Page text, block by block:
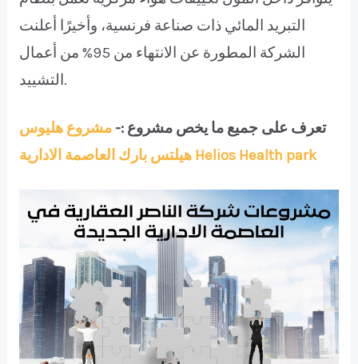
التبريد المائي ذات صناعة فرنسية، وأخيرًا أعلنت
الشركة المطورة عن الانتهاء من 95% من أعمال
التشييد.
تعرف على جميع ما يخص مشروع :-مشروع هليوس
هيلتس بارك العاصمة الادارية Helios Health park